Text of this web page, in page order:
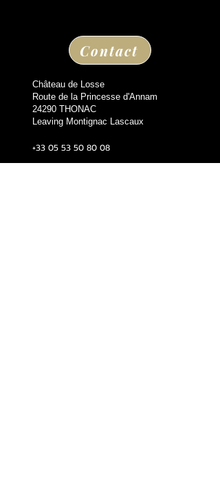
Contact
Château de Losse
Route de la Princesse d'Annam
24290 THONAC
Leaving Montignac Lascaux
+33 05 53 50 80 08